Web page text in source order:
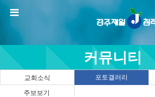
커뮤니티
교회소식 포토갤러리
주보보기